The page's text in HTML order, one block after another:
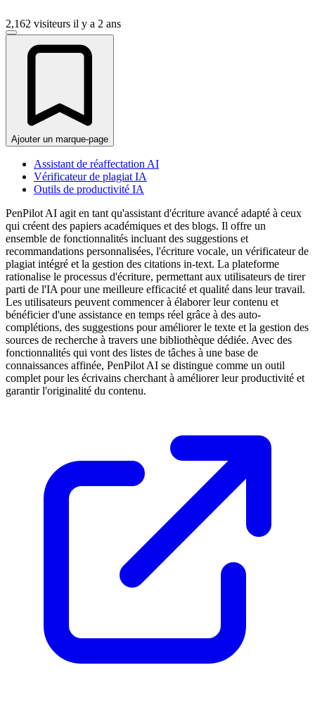
2,162 visiteurs il y a 2 ans
Ajouter un marque-page
Assistant de réaffectation AI
Vérificateur de plagiat IA
Outils de productivité IA
PenPilot AI agit en tant qu'assistant d'écriture avancé adapté à ceux
qui créent des papiers académiques et des blogs. Il offre un
ensemble de fonctionnalités incluant des suggestions et
recommandations personnalisées, l'écriture vocale, un vérificateur de
plagiat intégré et la gestion des citations in-text. La plateforme
rationalise le processus d'écriture, permettant aux utilisateurs de tirer
parti de l'IA pour une meilleure efficacité et qualité dans leur travail.
Les utilisateurs peuvent commencer à élaborer leur contenu et
bénéficier d'une assistance en temps réel grâce à des auto-
complétions, des suggestions pour améliorer le texte et la gestion des
sources de recherche à travers une bibliothèque dédiée. Avec des
fonctionnalités qui vont des listes de tâches à une base de
connaissances affinée, PenPilot AI se distingue comme un outil
complet pour les écrivains cherchant à améliorer leur productivité et
garantir l'originalité du contenu.